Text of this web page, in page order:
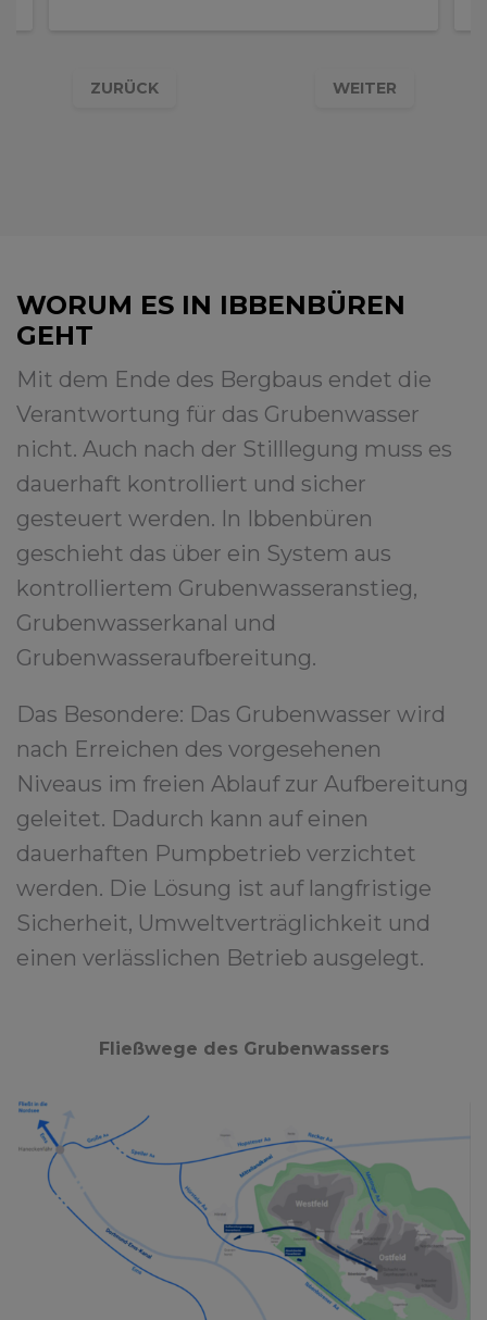
ZURÜCK WEITER
WORUM ES IN IBBENBÜREN
GEHT
Mit dem Ende des Bergbaus endet die
Verantwortung für das Grubenwasser
nicht. Auch nach der Stilllegung muss es
dauerhaft kontrolliert und sicher
gesteuert werden. In Ibbenbüren
geschieht das über ein System aus
kontrolliertem Grubenwasseranstieg,
Grubenwasserkanal und
Grubenwasseraufbereitung.
Das Besondere: Das Grubenwasser wird
nach Erreichen des vorgesehenen
Niveaus im freien Ablauf zur Aufbereitung
geleitet. Dadurch kann auf einen
dauerhaften Pumpbetrieb verzichtet
werden. Die Lösung ist auf langfristige
Sicherheit, Umweltverträglichkeit und
einen verlässlichen Betrieb ausgelegt.
Fließwege des Grubenwassers